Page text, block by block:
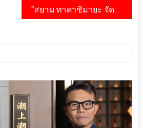
“สยาม ทาคาชิมายะ จัดงาน ‘Taito–Tokyo Craft & Food’ เปิดเสน่ห์ไทโต หัวใจเอโดะ 12–14 ธ.ค. 68 ที่ ไอคอนสยาม”